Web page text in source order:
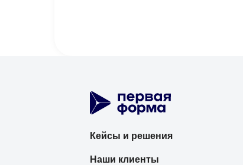
Наши клиенты
Кейсы и решения